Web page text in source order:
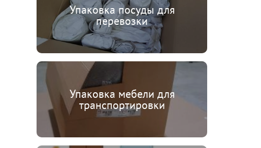
Упаковка посуды для
перевозки
Упаковка мебели для
транспортировки